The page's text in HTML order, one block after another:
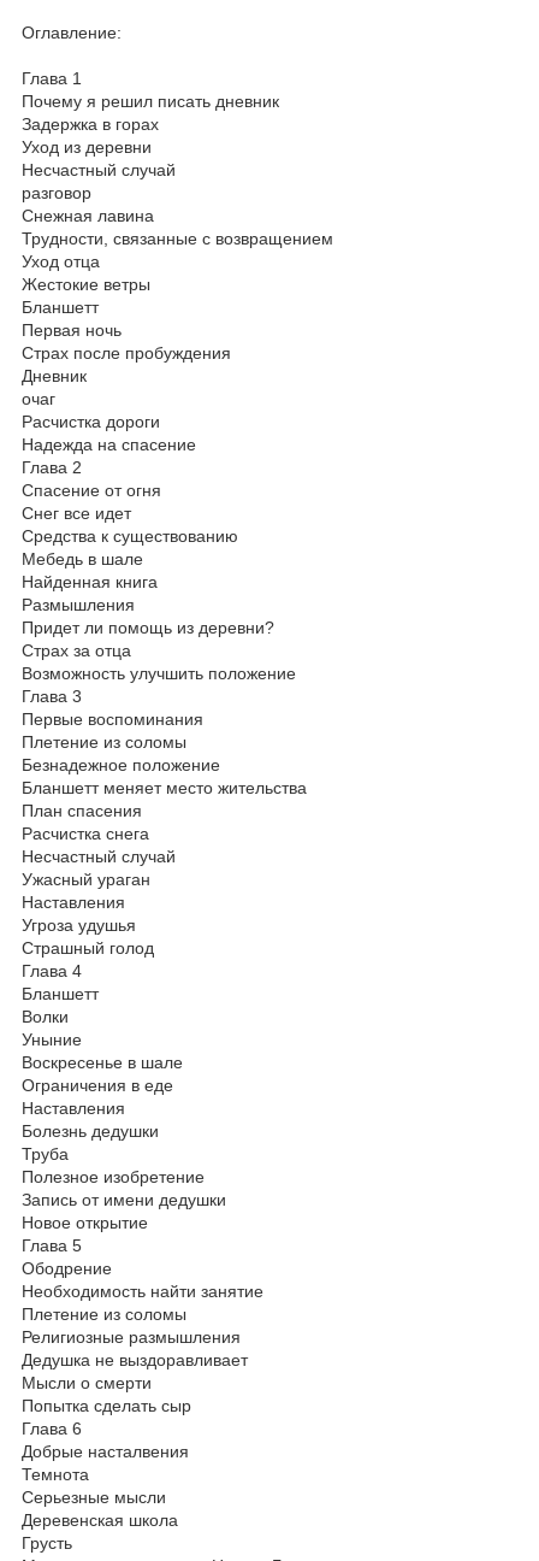
Оглавление:
Глава 1
Почему я решил писать дневник
Задержка в горах
Уход из деревни
Несчастный случай
разговор
Снежная лавина
Трудности, связанные с возвращением
Уход отца
Жестокие ветры
Бланшетт
Первая ночь
Страх после пробуждения
Дневник
очаг
Расчистка дороги
Надежда на спасение
Глава 2
Спасение от огня
Снег все идет
Средства к существованию
Мебедь в шале
Найденная книга
Размышления
Придет ли помощь из деревни?
Страх за отца
Возможность улучшить положение
Глава 3
Первые воспоминания
Плетение из соломы
Безнадежное положение
Бланшетт меняет место жительства
План спасения
Расчистка снега
Несчастный случай
Ужасный ураган
Наставления
Угроза удушья
Страшный голод
Глава 4
Бланшетт
Волки
Уныние
Воскресенье в шале
Ограничения в еде
Наставления
Болезнь дедушки
Труба
Полезное изобретение
Запись от имени дедушки
Новое открытие
Глава 5
Ободрение
Необходимость найти занятие
Плетение из соломы
Религиозные размышления
Дедушка не выздоравливает
Мысли о смерти
Попытка сделать сыр
Глава 6
Добрые насталвения
Темнота
Серьезные мысли
Деревенская школа
Грусть